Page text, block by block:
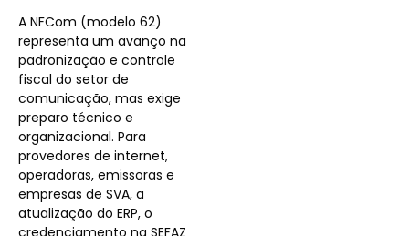
A NFCom (modelo 62)
representa um avanço na
padronização e controle
fiscal do setor de
comunicação, mas exige
preparo técnico e
organizacional. Para
provedores de internet,
operadoras, emissoras e
empresas de SVA, a
atualização do ERP, o
credenciamento na SEFAZ